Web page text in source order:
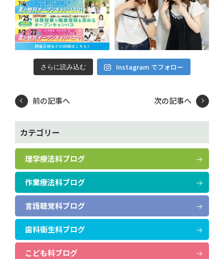
さらに読み込む Instagram でフォロー
前の記事へ 次の記事へ
カテゴリー
理学療法科ブログ
作業療法科ブログ
言語聴覚科ブログ
歯科衛生科ブログ
こども科ブログ